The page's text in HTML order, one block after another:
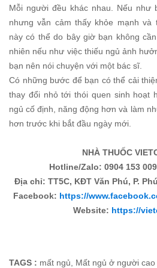
Mỗi người đều khác nhau. Nếu như
nhưng vẫn cảm thấy khỏe mạnh và
này có thể do bây giờ bạn không
nhiên nếu như việc thiếu ngủ ảnh
bạn nên nói chuyện với một bác sĩ.
Có những bước để bạn có thể cải
thay đổi nhỏ tới thói quen sinh hoạt
ngủ cố định, năng động hơn và làm
hơn trước khi bắt đầu ngày mới.
NHÀ THUỐC
Hotline/Zalo: 0904 153
Địa chỉ: TT5C, KĐT Văn Phú, P.
Facebook: https://
Website: https://
TAGS : mất ngủ Mất ngủ ở người cao